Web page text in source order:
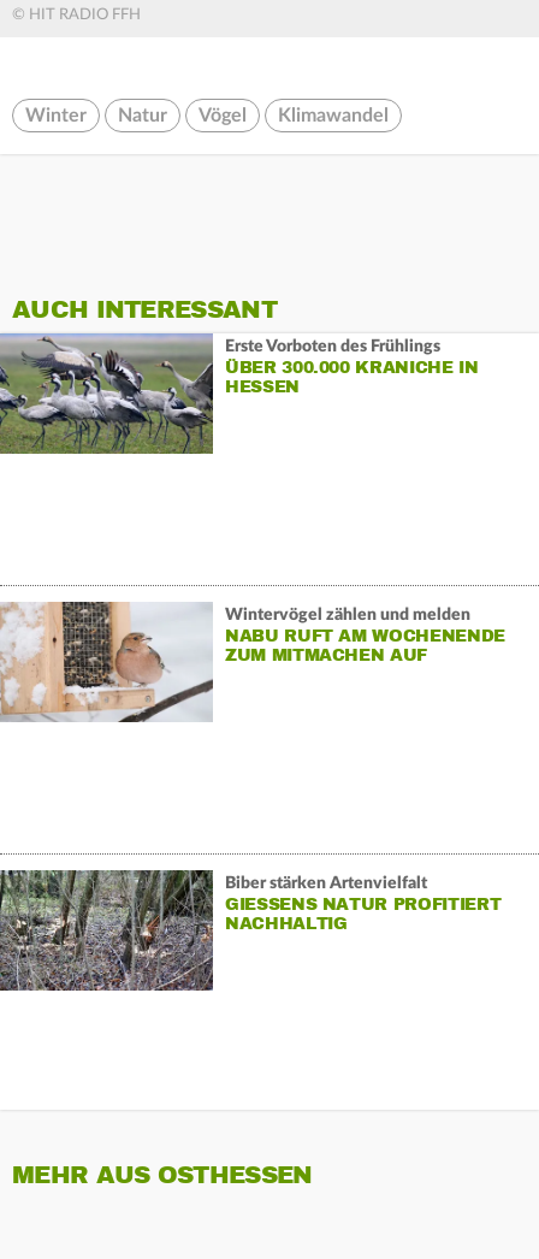
© HIT RADIO FFH
Winter Natur Vögel Klimawandel
AUCH INTERESSANT
Erste Vorboten des Frühlings
ÜBER 300.000 KRANICHE IN
HESSEN
Wintervögel zählen und melden
NABU RUFT AM WOCHENENDE
ZUM MITMACHEN AUF
Biber stärken Artenvielfalt
GIESSENS NATUR PROFITIERT N
ACHHALTIG
MEHR AUS OSTHESSEN